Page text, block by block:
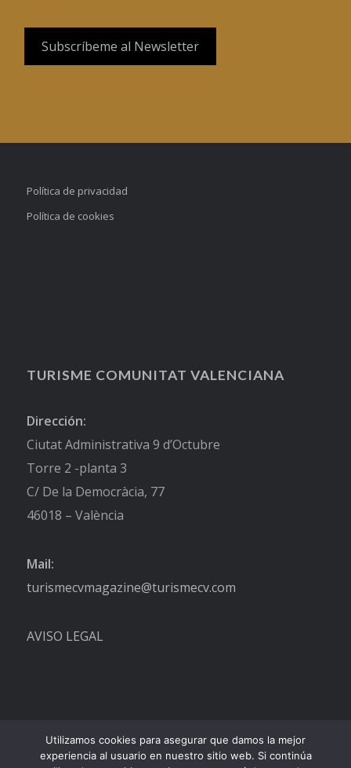
Política de privacidad
Política de cookies
TURISME COMUNITAT VALENCIANA
Dirección:
Ciutat Administrativa 9 d’Octubre
Torre 2 -planta 3
C/ De la Democràcia, 77
46018 – València
Mail:
turismecvmagazine@turismecv.com
AVISO LEGAL
Utilizamos cookies para asegurar que damos la mejor
experiencia al usuario en nuestro sitio web. Si continúa